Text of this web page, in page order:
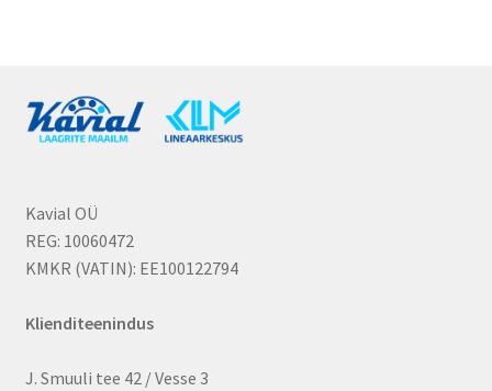
Kavial OÜ
REG: 10060472
KMKR (VATIN): EE100122794
Klienditeenindus
J. Smuuli tee 42 / Vesse 3